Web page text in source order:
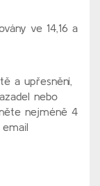
ve 14,16 a
a upřesnění,
nebo
nejméně 4